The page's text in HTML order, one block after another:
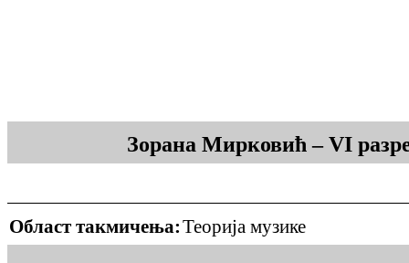
Зорана Мирковић – VI
Област такмичења:Теорија музике